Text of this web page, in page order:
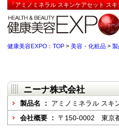
「アミノミネラル スキンケアセット ス
健康美容EXPO：TOP > 美容・化粧品 >
ニーナ株式会社
製品名 ： アミノミネラル スキ
会社概要 ： 〒150-0002 東京